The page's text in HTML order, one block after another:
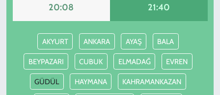
20:08 21:40
AKYURT ANKARA AYAŞ BALA
BEYPAZARI CUBUK ELMADAĞ EVREN
GÜDÜL HAYMANA KAHRAMANKAZAN